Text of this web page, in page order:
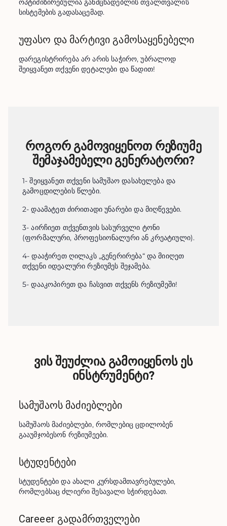
ოპტიმიზირებულია განმცხადებლის თვალთვალის
სისტემების გადასაცემად.
უფასო და მარტივი გამოსაყენებელი
დარეგისტრირება არ არის საჭირო, უბრალოდ
შეიყვანეთ თქვენი დეტალები და წადით!
როგორ გამოვიყენოთ რეზიუმე
შემაჯამებელი გენერატორი?
1-შეიყვანეთ თქვენი სამუშაო დასახელება და
გამოცდილების წლები.
2-დაამატეთ ძირითადი უნარები და მიღწევები.
3-აირჩიეთ თქვენთვის სასურველი ტონი
(ფორმალური, პროფესიონალური ან კრეატიული).
4-დააჭირეთ ღილაკს „გენერირება“ და მიიღეთ
თქვენი იდეალური რეზიუმეს შეჯამება.
5-დააკოპირეთ და ჩასვით თქვენს რეზიუმეში!
ვის შეუძლია გამოიყენოს ეს
ინსტრუმენტი?
სამუშაოს მაძიებლები
სამუშაოს მაძიებლები, რომლებიც ცდილობენ
გააუმჯობესონ რეზიუმეები.
სტუდენტები
სტუდენტები და ახალი კურსდამთავრებულები,
რომლებსაც ძლიერი შესავალი სჭირდებათ.
Careeer გადამრთველები